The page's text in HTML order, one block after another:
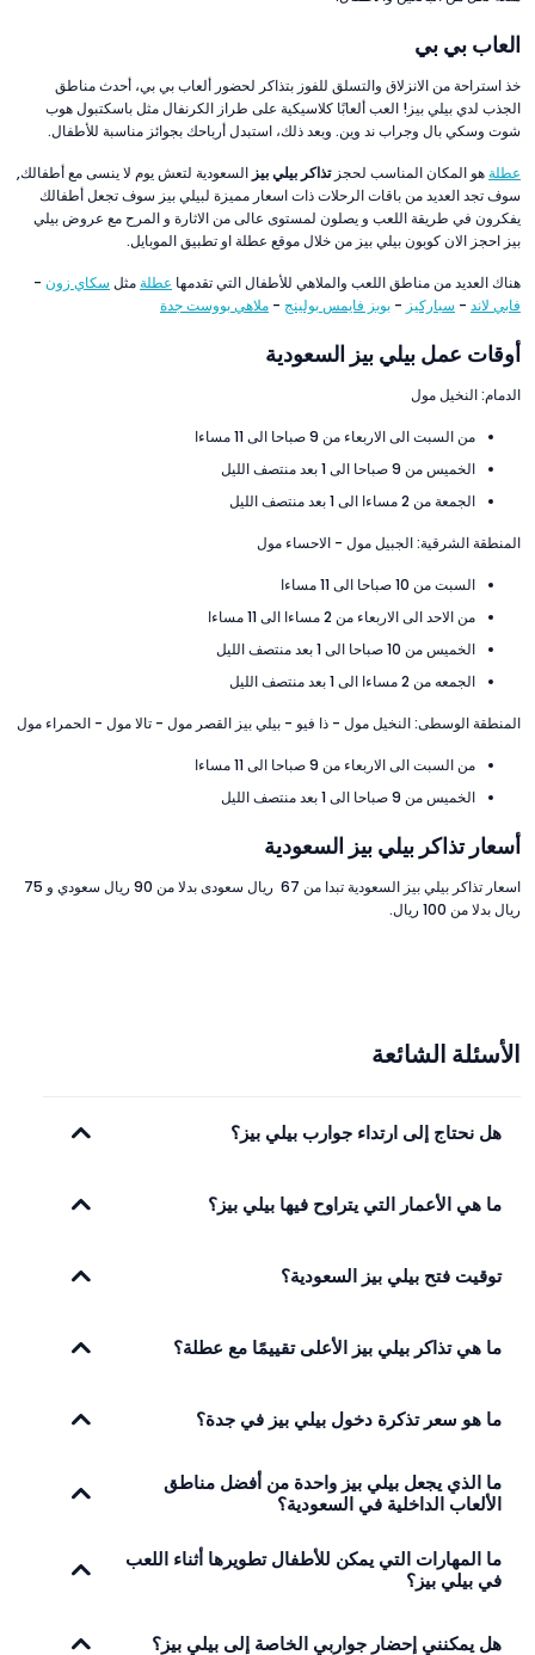
العاب بي بي
خذ استراحة من الانزلاق والتسلق للفوز بتذاكر لحضور ألعاب بي بي، أحدث مناطق
الجذب لدي بيلي بيز! العب ألعابًا كلاسيكية على طراز الكرنفال مثل باسكتبول هوب
شوت وسكي بال وجراب ند وين. وبعد ذلك، استبدل أرباحك بجوائز مناسبة للأطفال.
عطلةهو المكان المناسب لحجزتذاكر بيلي بيز السعودية لتعش يوم لا ينسى مع أطفالك,
سوف تجد العديد من باقات الرحلات ذات اسعار مميزة لبيلي بيز سوف تجعل أطفالك
يفكرون في طريقة اللعب و يصلون لمستوى عالى من الاثارة و المرح مع عروض بيلي
بيز احجز الان كوبون بيلي بيز من خلال موقع عطلة او تطبيق الموبايل.
هناك العديد من مناطق اللعب والملاهي للأطفال التي تقدمها عطلةمثل سكاي زون -
فابي لاند - سباركيز - بوبز فايمس بولينج - ملاهي بووست جدة
أوقات عمل بيلي بيز السعودية
الدمام: النخيل مول
من السبت الى الاربعاء من 9 صباحا الى 11 مساءا
الخميس من 9 صباحا الى 1 بعد منتصف الليل
الجمعة من 2 مساءا الى 1 بعد منتصف الليل
المنطقة الشرقية: الجبيل مول - الاحساء مول
السبت من 10 صباحا الى 11 مساءا
من الاحد الى الاربعاء من 2 مساءا الى 11 مساءا
الخميس من 10 صباحا الى 1 بعد منتصف الليل
الجمعه من 2 مساءا الى 1 بعد منتصف الليل
المنطقة الوسطى: النخيل مول - ذا فيو - بيلي بيز القصر مول - تالا مول - الحمراء مول
من السبت الى الاربعاء من 9 صباحا الى 11 مساءا
الخميس من 9 صباحا الى 1 بعد منتصف الليل
أسعار تذاكر بيلي بيز السعودية
اسعار تذاكر بيلي بيز السعودية تبدا من 67 ريال سعودى بدلا من 90 ريال سعودي و 75
ريال بدلا من 100 ريال.
الأسئلة الشائعة
هل نحتاج إلى ارتداء جوارب بيلي بيز؟
ما هي الأعمار التي يتراوح فيها بيلي بيز؟
توقيت فتح بيلي بيز السعودية؟
ما هي تذاكر بيلي بيز الأعلى تقييمًا مع عطلة؟
ما هو سعر تذكرة دخول بيلي بيز في جدة؟
ما الذي يجعل بيلي بيز واحدة من أفضل مناطق
الألعاب الداخلية في السعودية؟
ما المهارات التي يمكن للأطفال تطويرها أثناء اللعب
في بيلي بيز؟
هل يمكنني إحضار جواربي الخاصة إلى بيلي بيز؟